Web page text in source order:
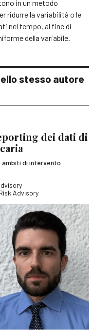
in un metodo
ridurre la variabilità o le
nel tempo, al fine di
della variabile.
stesso autore
dei dati di
ambiti di intervento
Advisory